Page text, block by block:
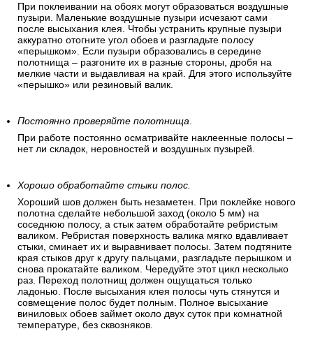
При поклеивании на обоях могут образоваться воздушные
пузыри. Маленькие воздушные пузыри исчезают сами
после высыхания клея. Чтобы устранить крупные пузыри
аккуратно отогните угол обоев и разгладьте полосу
«перышком». Если пузыри образовались в середине
полотнища – разгоните их в разные стороны, дробя на
мелкие части и выдавливая на край. Для этого используйте
«перышко» или резиновый валик.
Постоянно проверяйте полотнища.
При работе постоянно осматривайте наклеенные полосы –
нет ли складок, неровностей и воздушных пузырей.
Хорошо обработайте стыки полос.
Хороший шов должен быть незаметен. При поклейке нового
полотна сделайте небольшой заход (около 5 мм) на
соседнюю полосу, а стык затем обработайте ребристым
валиком. Ребристая поверхность валика мягко вдавливает
стыки, сминает их и выравнивает полосы. Затем подтяните
края стыков друг к другу пальцами, разгладьте перышком и
снова прокатайте валиком. Чередуйте этот цикл несколько
раз. Переход полотнищ должен ощущаться только
ладонью. После высыхания клея полосы чуть стянутся и
совмещение полос будет полным. Полное высыхание
виниловых обоев займет около двух суток при комнатной
температуре, без сквозняков.